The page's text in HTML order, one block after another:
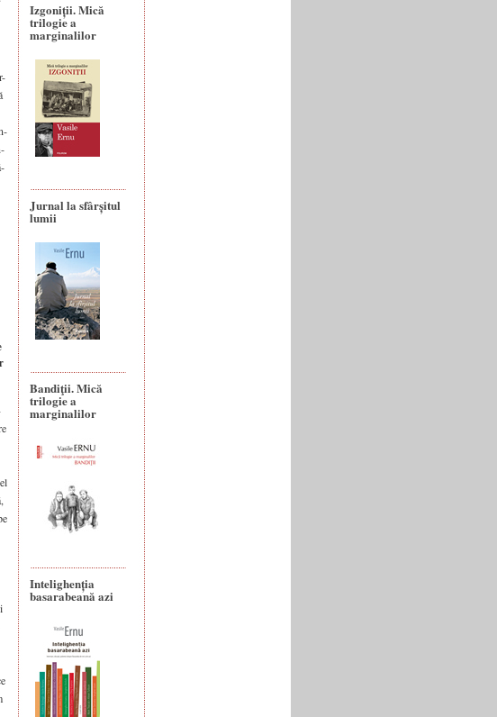
Izgoniții. Mică
trilogie a
marginalilor
Jurnal la sfârșitul
lumii
Bandiţii. Mică
trilogie a
marginalilor
Intelighenția
basarabeană azi